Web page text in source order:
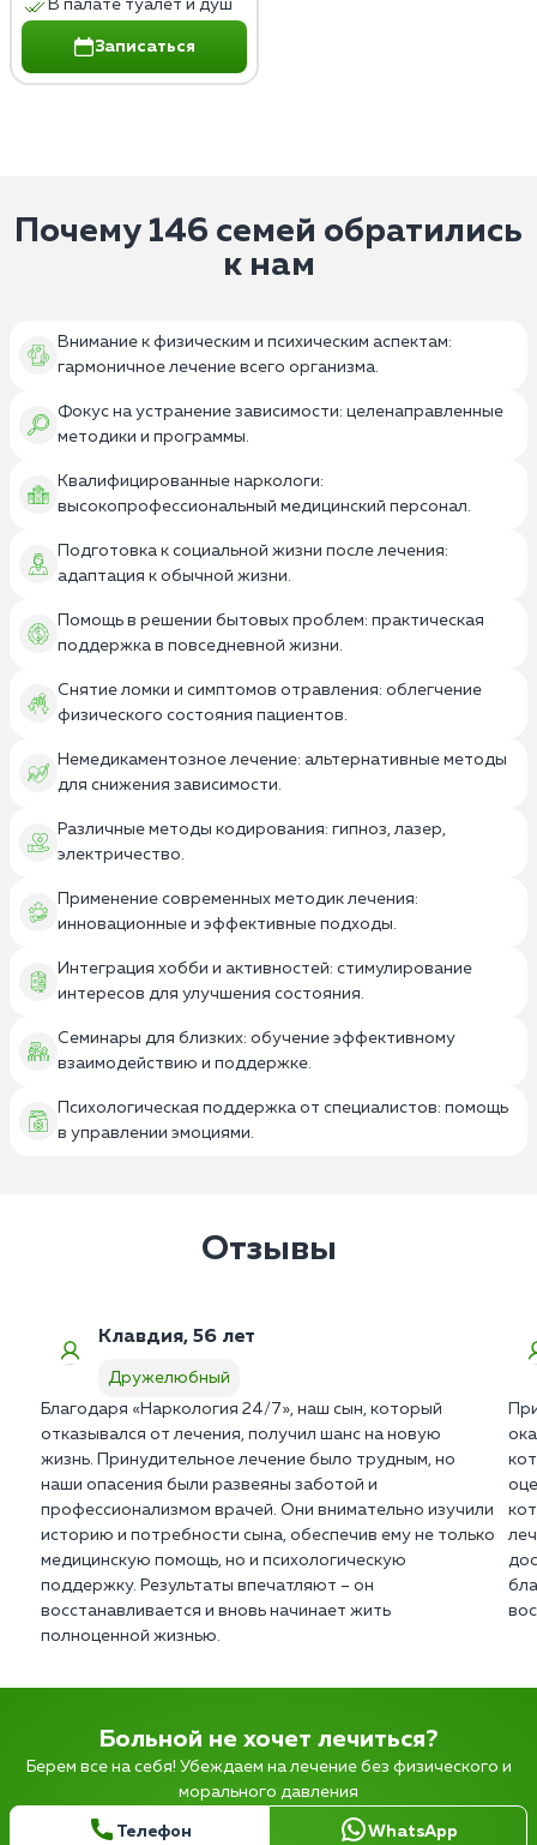
В палате туалет и душ
Записаться
Почему 146 семей обратились
к нам
Внимание к физическим и психическим аспектам:
гармоничное лечение всего организма.
Фокус на устранение зависимости: целенаправленные
методики и программы.
Квалифицированные наркологи:
высокопрофессиональный медицинский персонал.
Подготовка к социальной жизни после лечения:
адаптация к обычной жизни.
Помощь в решении бытовых проблем: практическая
поддержка в повседневной жизни.
Снятие ломки и симптомов отравления: облегчение
физического состояния пациентов.
Немедикаментозное лечение: альтернативные методы
для снижения зависимости.
Различные методы кодирования: гипноз, лазер,
электричество.
Применение современных методик лечения:
инновационные и эффективные подходы.
Интеграция хобби и активностей: стимулирование
интересов для улучшения состояния.
Семинары для близких: обучение эффективному
взаимодействию и поддержке.
Психологическая поддержка от специалистов: помощь
в управлении эмоциями.
Отзывы
Клавдия, 56 лет
Дружелюбный
Благодаря «Наркология 24/7», наш сын, который
отказывался от лечения, получил шанс на новую
жизнь. Принудительное лечение было трудным, но
наши опасения были развеяны заботой и
профессионализмом врачей. Они внимательно изучили
историю и потребности сына, обеспечив ему не только
медицинскую помощь, но и психологическую
поддержку. Результаты впечатляют – он
восстанавливается и вновь начинает жить
полноценной жизнью.
Больной не хочет лечиться?
Берем все на себя! Убеждаем на лечение без физического и
морального давления
Телефон WhatsApp